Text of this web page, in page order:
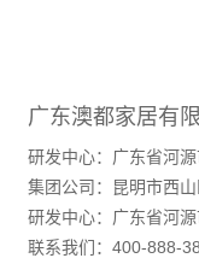
广东澳都家居有
研发中心：广东省河
集团公司：昆明市西
研发中心：广东省河
联系我们：400-888-